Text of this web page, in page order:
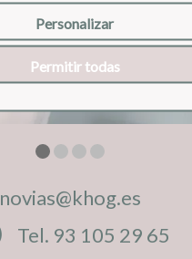
Personalizar
Permitir todas
novias@khog.es
Tel. 93 105 29 65